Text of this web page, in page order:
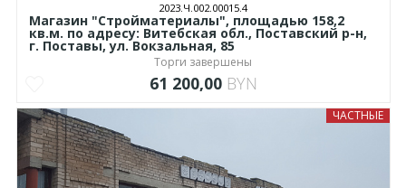
2023.Ч.002.00015.4
Магазин "Стройматериалы", площадью 158,2
кв.м. по адресу: Витебская обл., Поставский р-н,
г. Поставы, ул. Вокзальная, 85
Торги завершены
61 200,00 BYN
ЧАСТНЫЕ